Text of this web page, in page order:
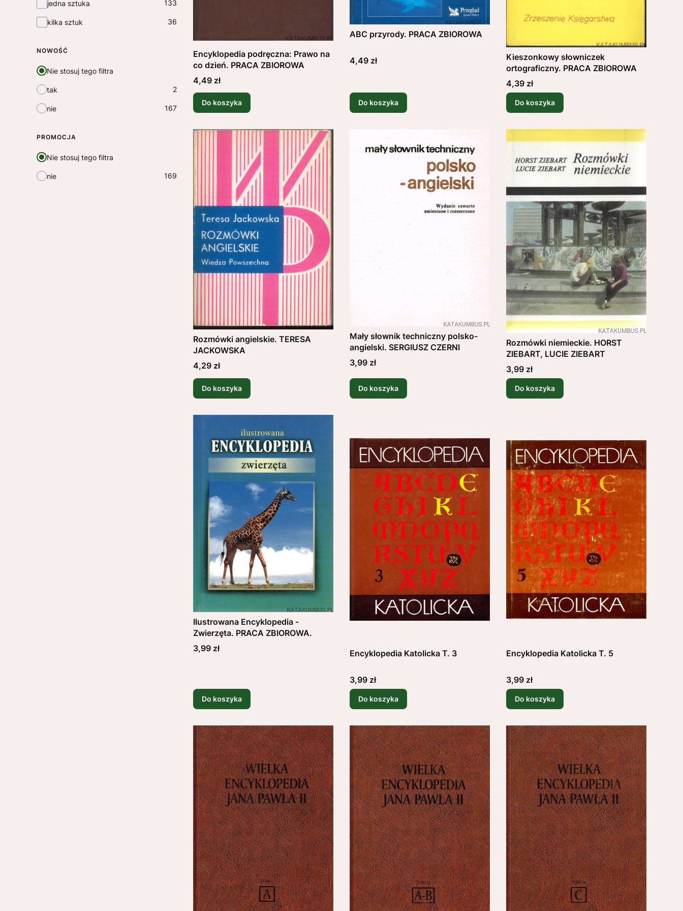
jedna sztuka 133
kilka sztuk 36
NOWOŚĆ
Nie stosuj tego filtra
tak 2
nie 167
PROMOCJA
Nie stosuj tego filtra
nie 169
Encyklopedia podręczna: Prawo na
co dzień. PRACA ZBIOROWA
Cena
4,49 zł
Do koszyka
ABC przyrody. PRACA ZBIOROWA
Cena
4,49 zł
Do koszyka
Kieszonkowy słowniczek
ortograficzny. PRACA ZBIOROWA
Cena
4,39 zł
Do koszyka
Rozmówki angielskie. TERESA
JACKOWSKA
Cena
4,29 zł
Do koszyka
Mały słownik techniczny polsko-
angielski. SERGIUSZ CZERNI
Cena
3,99 zł
Do koszyka
Rozmówki niemieckie. HORST
ZIEBART, LUCIE ZIEBART
Cena
3,99 zł
Do koszyka
Ilustrowana Encyklopedia -
Zwierzęta. PRACA ZBIOROWA.
Cena
3,99 zł
Do koszyka
Encyklopedia Katolicka T. 3
Cena
3,99 zł
Do koszyka
Encyklopedia Katolicka T. 5
Cena
3,99 zł
Do koszyka